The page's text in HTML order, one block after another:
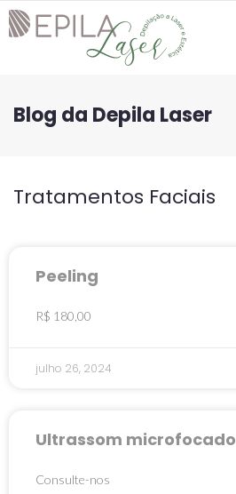
Blog da Depila Laser
Tratamentos Faciais​
Peeling
R$ 180,00
julho 26, 2024
Ultrassom microfocado
Consulte-nos